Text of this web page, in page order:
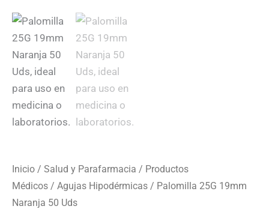
Inicio / Salud y Parafarmacia / Productos
Médicos / Agujas Hipodérmicas / Palomilla 25G 19mm
Naranja 50 Uds
19mm
Naranja
50
Uds
cantidad